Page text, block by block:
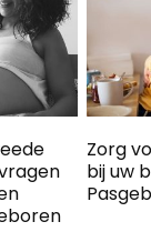
Zorg
bij uw